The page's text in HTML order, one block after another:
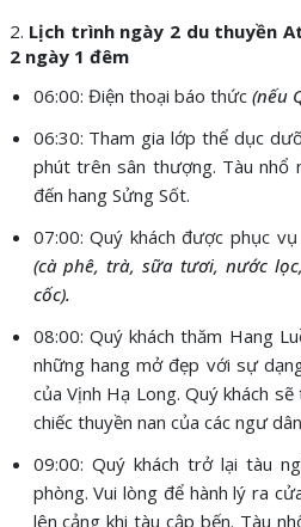
2. Lịch trình ngày 2 du thuyền
2 ngày 1 đêm
06:00: Điện thoại báo thức (nếu
06:30: Tham gia lớp thể dục
phút trên sân thượng. Tàu nhổ
đến hang Sửng Sốt.
07:00: Quý khách được phục
(cà phê, trà, sữa tươi, nước
cốc).
08:00: Quý khách thăm Hang
những hang mở đẹp với sự
của Vịnh Hạ Long. Quý khách
chiếc thuyền nan của các ngư
09:00: Quý khách trở lại tàu
phòng. Vui lòng để hành lý ra
lên cảng khi tàu cập bến. Tàu